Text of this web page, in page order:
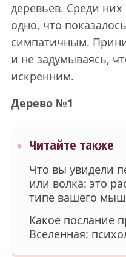
деревьев. Среди
одно, что
симпатичным.
и не задумываясь,
искренним.
Дерево №1
Читайте также
Что вы увидели
или волка: это
типе вашего
Какое послание
Вселенная: